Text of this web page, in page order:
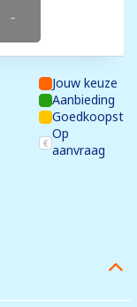
-
Jouw keuze
Aanbieding
Goedkoopst
Op
aanvraag